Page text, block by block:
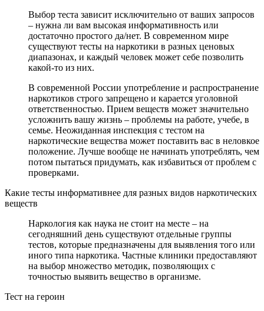
Выбор теста зависит исключительно от ваших запросов
– нужна ли вам высокая информативность или
достаточно простого да/нет. В современном мире
существуют тесты на наркотики в разных ценовых
диапазонах, и каждый человек может себе позволить
какой-то из них.
В современной России употребление и распространение
наркотиков строго запрещено и карается уголовной
ответственностью. Прием веществ может значительно
усложнить вашу жизнь – проблемы на работе, учебе, в
семье. Неожиданная инспекция с тестом на
наркотические вещества может поставить вас в неловкое
положение. Лучше вообще не начинать употреблять, чем
потом пытаться придумать, как избавиться от проблем с
проверками.
Какие тесты информативнее для разных видов наркотических
веществ
Наркология как наука не стоит на месте – на
сегодняшний день существуют отдельные группы
тестов, которые предназначены для выявления того или
иного типа наркотика. Частные клиники предоставляют
на выбор множество методик, позволяющих с
точностью выявить вещество в организме.
Тест на героин